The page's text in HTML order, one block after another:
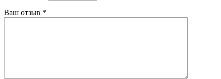
Ваш отзыв *